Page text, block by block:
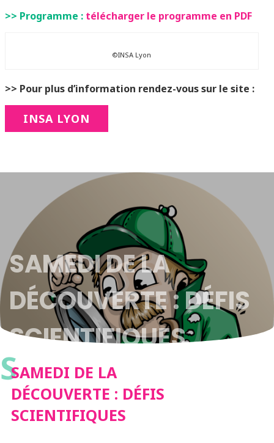
>> Programme : télécharger le programme en PDF
©INSA Lyon
>> Pour plus d’information rendez-vous sur le site :
INSA LYON
SAMEDI DE LA
DÉCOUVERTE : DÉFIS
SCIENTIFIQUES
SSAMEDI DE LA
DÉCOUVERTE : DÉFIS
SCIENTIFIQUES